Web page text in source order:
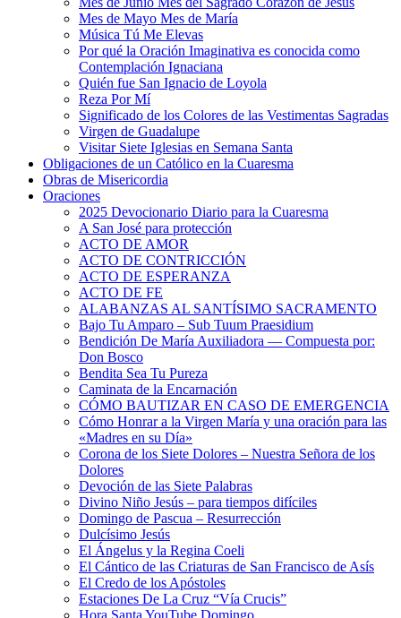
Mes de Mayo Mes de María
Música Tú Me Elevas
Por qué la Oración Imaginativa es conocida como
Contemplación Ignaciana
Quién fue San Ignacio de Loyola
Reza Por Mí
Significado de los Colores de las Vestimentas Sagradas
Virgen de Guadalupe
Visitar Siete Iglesias en Semana Santa
Obligaciones de un Católico en la Cuaresma
Obras de Misericordia
Oraciones
2025 Devocionario Diario para la Cuaresma
A San José para protección
ACTO DE AMOR
ACTO DE CONTRICCIÓN
ACTO DE ESPERANZA
ACTO DE FE
ALABANZAS AL SANTÍSIMO SACRAMENTO
Bajo Tu Amparo – Sub Tuum Praesidium
Bendición De María Auxiliadora — Compuesta por:
Don Bosco
Bendita Sea Tu Pureza
Caminata de la Encarnación
CÓMO BAUTIZAR EN CASO DE EMERGENCIA
Cómo Honrar a la Virgen María y una oración para las
«Madres en su Día»
Corona de los Siete Dolores – Nuestra Señora de los
Dolores
Devoción de las Siete Palabras
Divino Niño Jesús – para tiempos difíciles
Domingo de Pascua – Resurrección
Dulcísimo Jesús
El Ángelus y la Regina Coeli
El Cántico de las Criaturas de San Francisco de Asís
El Credo de los Apóstoles
Estaciones De La Cruz “Vía Crucis”